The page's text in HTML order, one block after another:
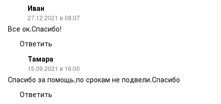
Иван
27.12.2021 в 08:07
Все ок.Спасибо!
Ответить
Тамара
15.09.2021 в 16:00
Спасибо за помощь,по срокам не подвели.Спасибо
Ответить